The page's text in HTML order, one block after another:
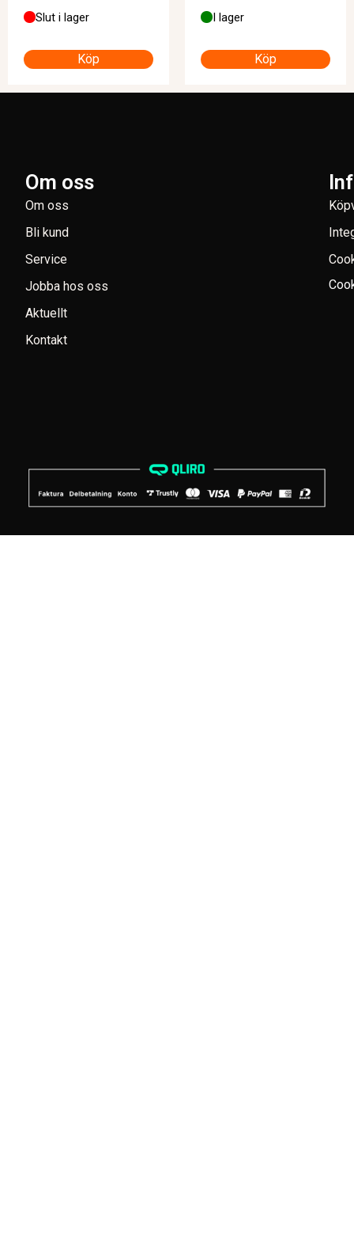
Slut i lager
Köp
I lager
Köp
Om oss
Om oss
Bli kund
Service
Jobba hos oss
Aktuellt
Kontakt